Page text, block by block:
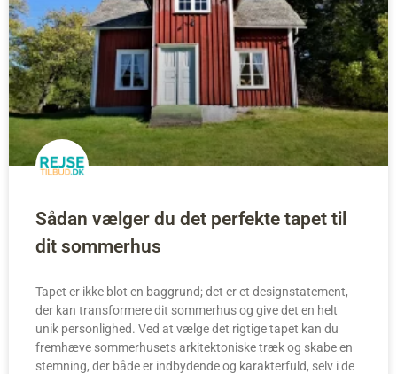
Sådan vælger du det perfekte tapet til
dit sommerhus
Tapet er ikke blot en baggrund; det er et designstatement,
der kan transformere dit sommerhus og give det en helt
unik personlighed. Ved at vælge det rigtige tapet kan du
fremhæve sommerhusets arkitektoniske træk og skabe en
stemning, der både er indbydende og karakterfuld, selv i de